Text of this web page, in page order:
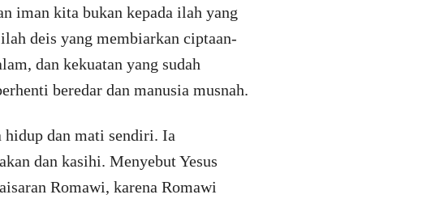
iman kita bukan kepada ilah yang
deis yang membiarkan ciptaan-
dan kekuatan yang sudah
beredar dan manusia musnah.
dan mati sendiri. Ia
dan kasihi. Menyebut Yesus
Romawi, karena Romawi